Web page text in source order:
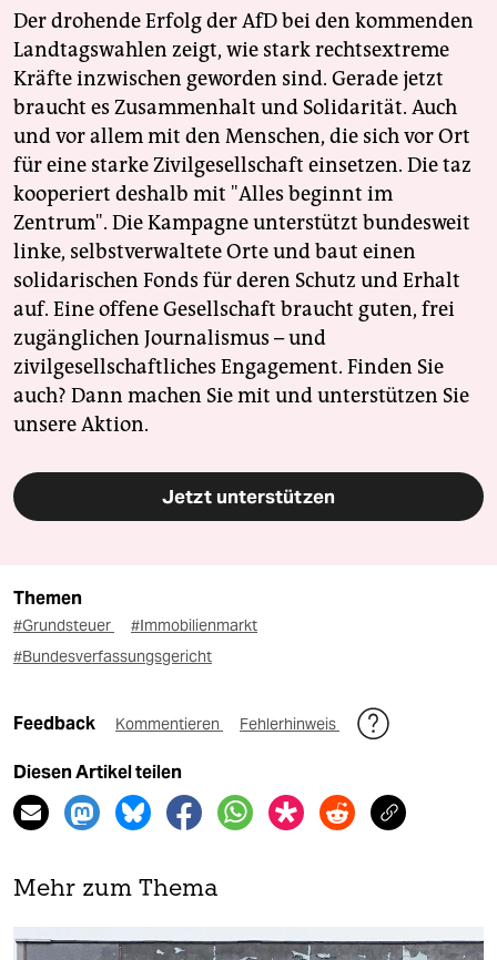
Der drohende Erfolg der AfD bei den kommenden
Landtagswahlen zeigt, wie stark rechtsextreme
Kräfte inzwischen geworden sind. Gerade jetzt
braucht es Zusammenhalt und Solidarität. Auch
und vor allem mit den Menschen, die sich vor Ort
für eine starke Zivilgesellschaft einsetzen. Die taz
kooperiert deshalb mit "Alles beginnt im
Zentrum". Die Kampagne unterstützt bundesweit
linke, selbstverwaltete Orte und baut einen
solidarischen Fonds für deren Schutz und Erhalt
auf. Eine offene Gesellschaft braucht guten, frei
zugänglichen Journalismus – und
zivilgesellschaftliches Engagement. Finden Sie
auch? Dann machen Sie mit und unterstützen Sie
unsere Aktion.
Jetzt unterstützen
Themen
#Grundsteuer
#Immobilienmarkt
#Bundesverfassungsgericht
Feedback Kommentieren Fehlerhinweis
Diesen Artikel teilen
Mehr zum Thema